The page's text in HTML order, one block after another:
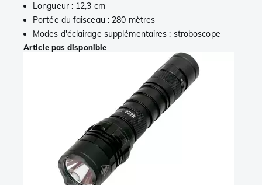
Longueur : 12,3 cm
Portée du faisceau : 280 mètres
Modes d'éclairage supplémentaires : stroboscope
Article pas disponible